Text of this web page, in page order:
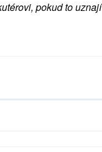
pokud to